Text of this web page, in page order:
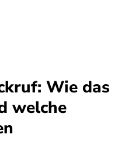
Wie das
welche